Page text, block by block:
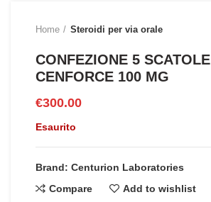
Home Steroidi per via orale
CONFEZIONE 5 SCATOLE
CENFORCE 100 MG
€300.00
Esaurito
Brand: Centurion Laboratories
Compare
Add to wishlist